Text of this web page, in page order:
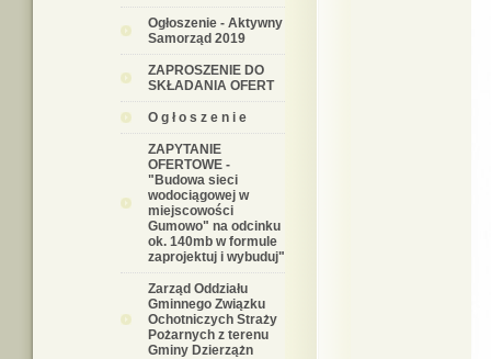
Ogłoszenie - Aktywny
Samorząd 2019
ZAPROSZENIE DO
SKŁADANIA OFERT
O g ł o s z e n i e
ZAPYTANIE
OFERTOWE -
"Budowa sieci
wodociągowej w
miejscowości
Gumowo" na odcinku
ok. 140mb w formule
zaprojektuj i wybuduj"
Zarząd Oddziału
Gminnego Związku
Ochotniczych Straży
Pożarnych z terenu
Gminy Dzierzążn